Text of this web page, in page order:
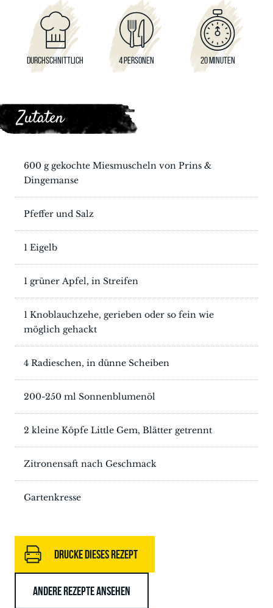
DURCHSCHNITTLICH 4 PERSONEN 20 MINUTEN
Zutaten
600 g gekochte Miesmuscheln von Prins &
Dingemanse
Pfeffer und Salz
1 Eigelb
1 grüner Apfel, in Streifen
1 Knoblauchzehe, gerieben oder so fein wie
möglich gehackt
4 Radieschen, in dünne Scheiben
200-250 ml Sonnenblumenöl
2 kleine Köpfe Little Gem, Blätter getrennt
Zitronensaft nach Geschmack
Gartenkresse
DRUCKE DIESES REZEPT
ANDERE REZEPTE ANSEHEN